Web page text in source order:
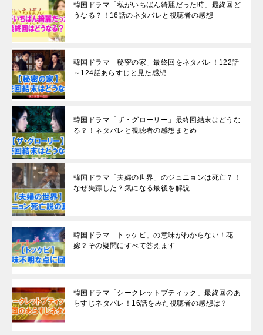
韓国ドラマ「私がいちばん綺麗だった時」最終回ど
うなる？！16話のネタバレと視聴者の感想
韓国ドラマ「秘密の家」最終回をネタバレ！122話
～124話あらすじと見た感想
韓国ドラマ「ザ・グローリー」最終回結末はどうな
る？！ネタバレと視聴者の感想まとめ
韓国ドラマ「夫婦の世界」のジュニョンは死亡？！
なぜ失踪した？気になる最後を解説
韓国ドラマ「トッケビ」の意味がわからない！花
嫁？その疑問にすべて答えます
韓国ドラマ「シークレットブティック」最終回のあ
らすじネタバレ！16話をみた視聴者の感想は？